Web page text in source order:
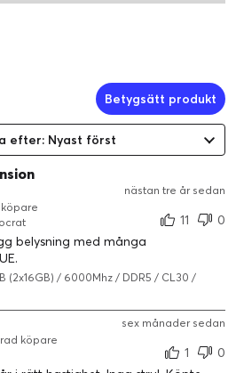
Betygsätt produkt
efter: Nyast först
nästan tre år sedan
11
0
belysning med många
(2x16GB) / 6000Mhz / DDR5 / CL30 /
sex månader sedan
köpare
1
0